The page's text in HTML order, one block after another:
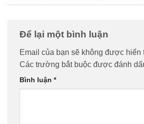
Để lại một bình luận
Email của bạn sẽ không được hiển
Các trường bắt buộc được đánh
Bình luận *